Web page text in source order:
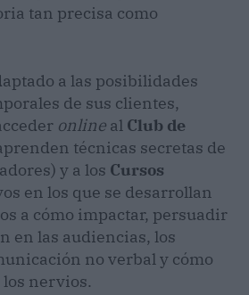
tan precisa como
a las posibilidades
de sus clientes,
online al Club de
técnicas secretas de
y a los Cursos
en los que se desarrollan
a cómo impactar, persuadir
en las audiencias, los
no verbal y cómo
nervios.